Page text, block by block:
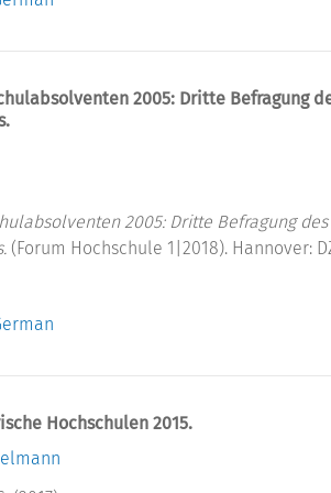
2005: Dritte Befragung
2005: Dritte Befragung des
(Forum Hochschule 1|2018). Hannover:
Hochschulen 2015.